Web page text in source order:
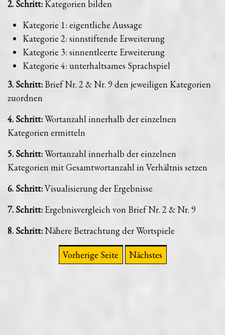
2. Schritt: Kategorien bilden
Kategorie 1: eigentliche Aussage
Kategorie 2: sinnstiftende Erweiterung
Kategorie 3: sinnentleerte Erweiterung
Kategorie 4: unterhaltsames Sprachspiel
3. Schritt: Brief Nr. 2 & Nr. 9 den jeweiligen Kategorien
zuordnen
4. Schritt:Wortanzahl innerhalb der einzelnen
Kategorien ermitteln
5. Schritt:Wortanzahl innerhalb der einzelnen
Kategorien mit Gesamtwortanzahl in Verhältnis setzen
6. Schritt:Visualisierung der Ergebnisse
7. Schritt: Ergebnisvergleich von Brief Nr. 2 & Nr. 9
8. Schritt:Nähere Betrachtung der Wortspiele
Vorherige Seite Nächstes